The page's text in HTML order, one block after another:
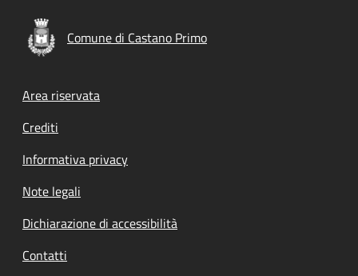
Comune di Castano Primo
Footer menu
Area riservata
Crediti
Informativa privacy
Note legali
Dichiarazione di accessibilità
Contatti